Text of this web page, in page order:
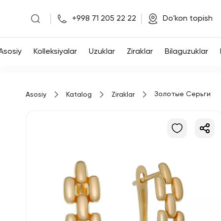
Asosiy
+998 71 205 22 22 Do'kon topish
Kolleksiyalar Uzuklar Ziraklar Bilaguzuklar
Asosiy Katalog Ziraklar Золотые Серьги